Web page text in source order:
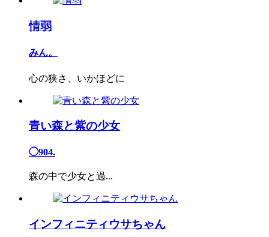
情弱
みん。
心の狭さ、いかほどに
青い森と紫の少女
◯904.
森の中で少女と過...
インフィニティウサちゃん